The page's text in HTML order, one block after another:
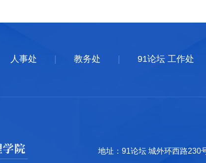
人事处 教务处 91论坛 工作处
地址：91论坛 城外环西路